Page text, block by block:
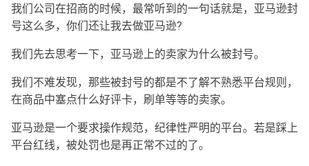
我们公司在招商的时候，最常听到的一句话就是，亚马逊封
号这么多，你们还让我去做亚马逊?
我们先去思考一下，亚马逊上的卖家为什么被封号。
我们不难发现，那些被封号的都是不了解不熟悉平台规则，
在商品中塞点什么好评卡，刷单等等的卖家。
亚马逊是一个要求操作规范，纪律性严明的平台。若是踩上
平台红线，被处罚也是再正常不过的了。